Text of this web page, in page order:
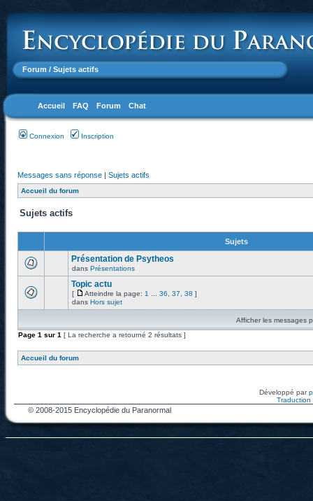
Forum / Sujets actifs
Accueil FAQ Forum Chat
Connexion Inscription
Messages sans réponse | Sujets actifs
Accueil du forum
Sujets actifs
Sujets
Présentation de Psytheos
dans Présentations
Topic actu
[ Atteindre la page: 1 36 37 38 ]
dans Hors sujet
Afficher les messages
Page 1 sur 1 [ La recherche a retourné 2 résultats ]
Accueil du forum
Développé par
Traduction
© 2008-2015 Encyclopédie du Paranormal